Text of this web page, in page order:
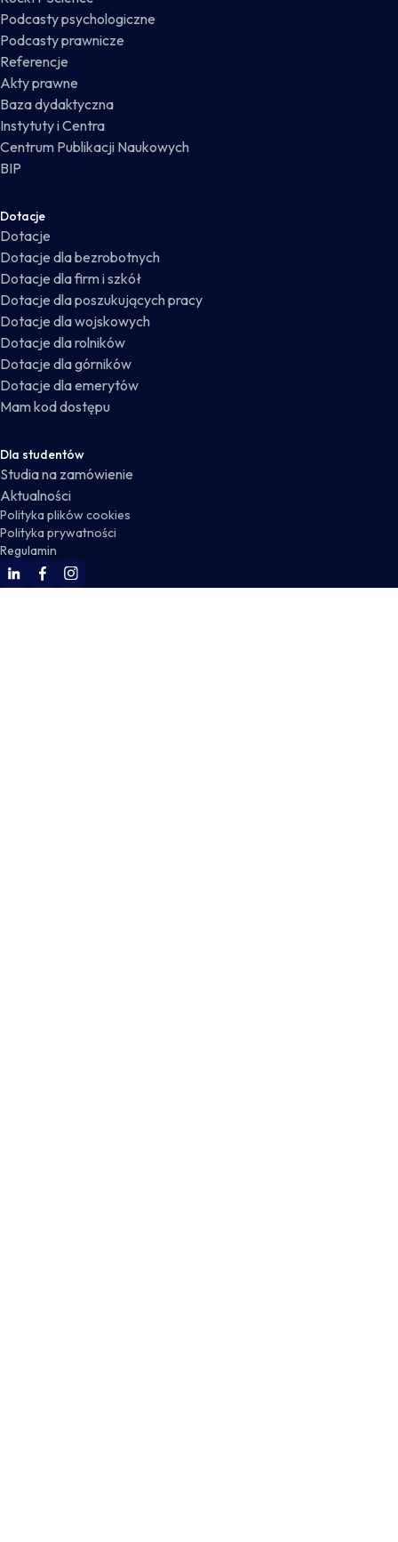
Podcasty psychologiczne
Podcasty prawnicze
Referencje
Akty prawne
Baza dydaktyczna
Instytuty i Centra
Centrum Publikacji Naukowych
BIP
Dotacje
Dotacje
Dotacje dla bezrobotnych
Dotacje dla firm i szkół
Dotacje dla poszukujących pracy
Dotacje dla wojskowych
Dotacje dla rolników
Dotacje dla górników
Dotacje dla emerytów
Mam kod dostępu
Dla studentów
Studia na zamówienie
Aktualności
Polityka plików cookies
Polityka prywatności
Regulamin
WSKZ Linkedin
WSKZ Facebook
WSKZ Instagram